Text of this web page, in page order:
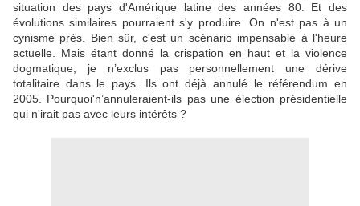
situation des pays d'Amérique latine des années 80. Et des
évolutions similaires pourraient s'y produire. On n'est pas à un
cynisme près. Bien sûr, c'est un scénario impensable à l'heure
actuelle. Mais étant donné la crispation en haut et la violence
dogmatique, je n’exclus pas personnellement une dérive
totalitaire dans le pays. Ils ont déjà annulé le référendum en
2005. Pourquoi'n’annuleraient-ils pas une élection présidentielle
qui n'irait pas avec leurs intérêts ?